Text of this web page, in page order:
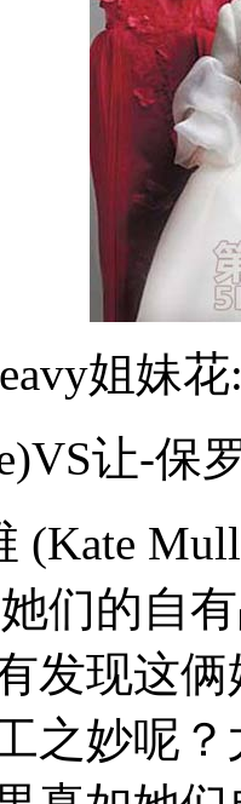
姐妹
让-保
(Kate
们的自
发现这俩
之妙呢